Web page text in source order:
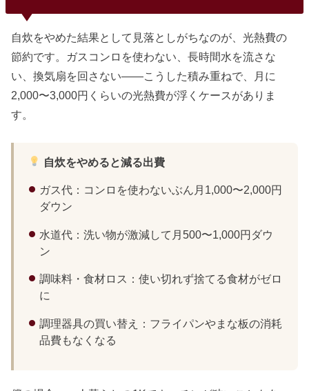
自炊をやめた結果として見落としがちなのが、光熱費の
節約です。ガスコンロを使わない、長時間水を流さな
い、換気扇を回さない——こうした積み重ねで、月に
2,000〜3,000円くらいの光熱費が浮くケースがありま
す。
自炊をやめると減る出費
ガス代：コンロを使わないぶん月1,000〜2,000円
ダウン
水道代：洗い物が激減して月500〜1,000円ダウ
ン
調味料・食材ロス：使い切れず捨てる食材がゼロ
に
調理器具の買い替え：フライパンやまな板の消耗
品費もなくなる